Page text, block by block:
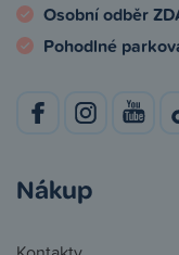
Osobní odběr
Pohodlné
Nákup